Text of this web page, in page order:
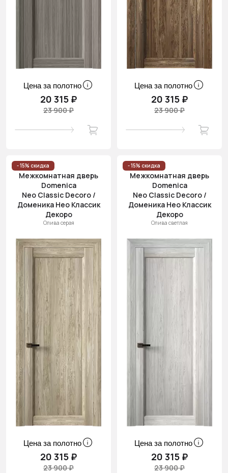
Цена за полотно
20 315 ₽
23 900 ₽
Цена за полотно
20 315 ₽
23 900 ₽
- 15% скидка
Межкомнатная дверь
Domenica
Neo Classic Decoro /
Доменика Нео Классик
Декоро
Олива серая
Цена за полотно
20 315 ₽
23 900 ₽
- 15% скидка
Межкомнатная дверь
Domenica
Neo Classic Decoro /
Доменика Нео Классик
Декоро
Олива светлая
Цена за полотно
20 315 ₽
23 900 ₽